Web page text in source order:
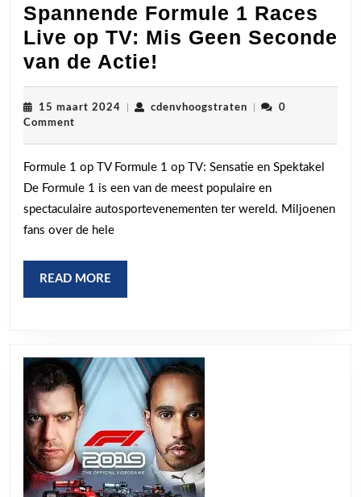
Spannende Formule 1 Races
Live op TV: Mis Geen Seconde
van de Actie!
Formule
1
Live
op
TV:
15 maart 2024 15
cdenvhoogstratencdenvhoogstraten
0
Comment
Formule 1 op TV Formule 1 op TV: Sensatie en Spektakel
De Formule 1 is een van de meest populaire en
spectaculaire autosportevenementen ter wereld. Miljoenen
fans over de hele
READ MORE
MORE